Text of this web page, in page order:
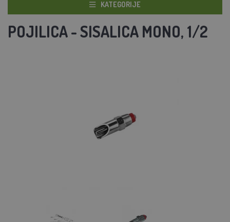
KATEGORIJE
POJILICA - SISALICA MONO, 1/2